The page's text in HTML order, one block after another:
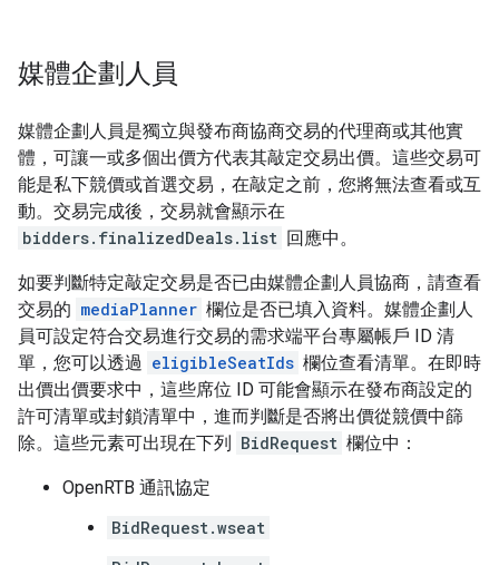
媒體企劃人員
媒體企劃人員是獨立與發布商協商交易的代理商或其他實
體，可讓一或多個出價方代表其敲定交易出價。這些交易可
能是私下競價或首選交易，在敲定之前，您將無法查看或互
動。交易完成後，交易就會顯示在
bidders.finalizedDeals.list 回應中。
如要判斷特定敲定交易是否已由媒體企劃人員協商，請查看
交易的 mediaPlanner 欄位是否已填入資料。媒體企劃人
員可設定符合交易進行交易的需求端平台專屬帳戶 ID 清
單，您可以透過 eligibleSeatIds 欄位查看清單。在即時
出價出價要求中，這些席位 ID 可能會顯示在發布商設定的
許可清單或封鎖清單中，進而判斷是否將出價從競價中篩
除。這些元素可出現在下列 BidRequest 欄位中：
OpenRTB 通訊協定
BidRequest.wseat